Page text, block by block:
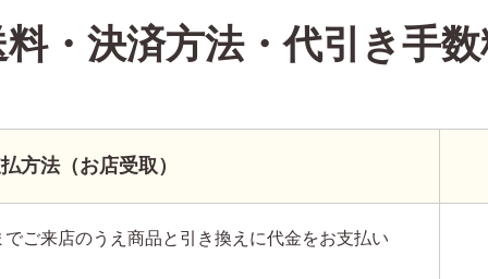
・決済方法・代引き手
方法（お店受取）
ご来店のうえ商品と引き換えに代金をお支払い